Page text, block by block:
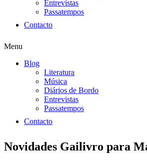
Entrevistas
Passatempos
Contacto
Menu
Blog
Literatura
Música
Diários de Bordo
Entrevistas
Passatempos
Contacto
Novidades Gailivro para